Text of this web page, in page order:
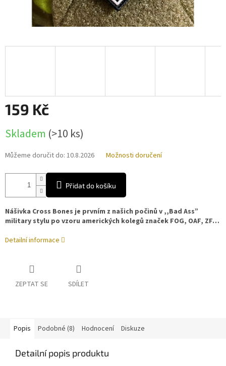
159 Kč
cena:
Skladem (>10 ks)
Můžeme doručit do: 10.8.2026 Možnosti doručení
Přidat do košíku
Nášivka Cross Bones je prvním z našich počinů v ,,Bad Ass”
military stylu po vzoru amerických kolegů značek FOG, OAF, ZF…
Detailní informace
ZEPTAT SE SDÍLET
Popis Podobné (8) Hodnocení Diskuze
Detailní popis produktu